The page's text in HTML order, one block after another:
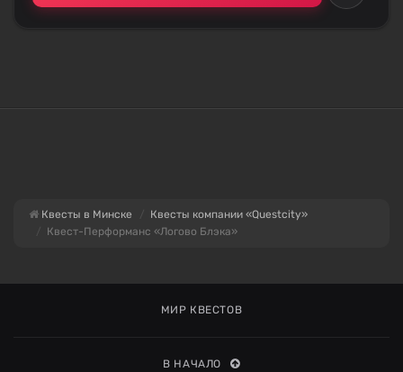
Квесты в Минске
Квесты компании «Questcity»
Квест-Перформанс «Логово Блэка»
МИР КВЕСТОВ
В НАЧАЛО